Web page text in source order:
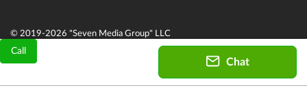
Call
Chat
© 2019-2026 "Seven Media Group" LLC